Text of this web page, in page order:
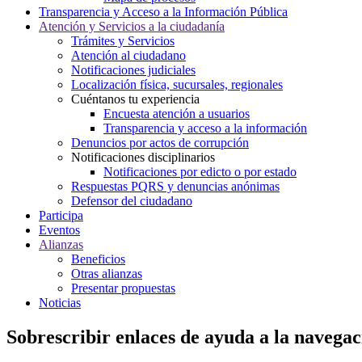
Transparencia y Acceso a la Información Pública
Atención y Servicios a la ciudadanía
Trámites y Servicios
Atención al ciudadano
Notificaciones judiciales
Localización física, sucursales, regionales
Cuéntanos tu experiencia
Encuesta atención a usuarios
Transparencia y acceso a la información
Denuncios por actos de corrupción
Notificaciones disciplinarios
Notificaciones por edicto o por estado
Respuestas PQRS y denuncias anónimas
Defensor del ciudadano
Participa
Eventos
Alianzas
Beneficios
Otras alianzas
Presentar propuestas
Noticias
Sobrescribir enlaces de ayuda a la